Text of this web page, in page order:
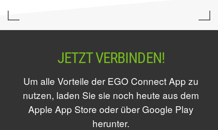
JETZT VERBINDEN!
Um alle Vorteile der EGO Connect App zu
nutzen, laden Sie sie noch heute aus dem
Apple App Store oder über Google Play
herunter.